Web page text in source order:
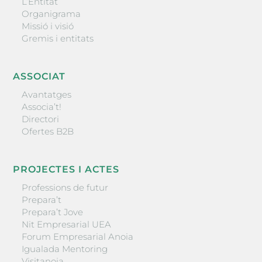
Organigrama
Missió i visió
Gremis i entitats
ASSOCIAT
Avantatges
Associa’t!
Directori
Ofertes B2B
PROJECTES I ACTES
Professions de futur
Prepara’t
Prepara’t Jove
Nit Empresarial UEA
Forum Empresarial Anoia
Igualada Mentoring